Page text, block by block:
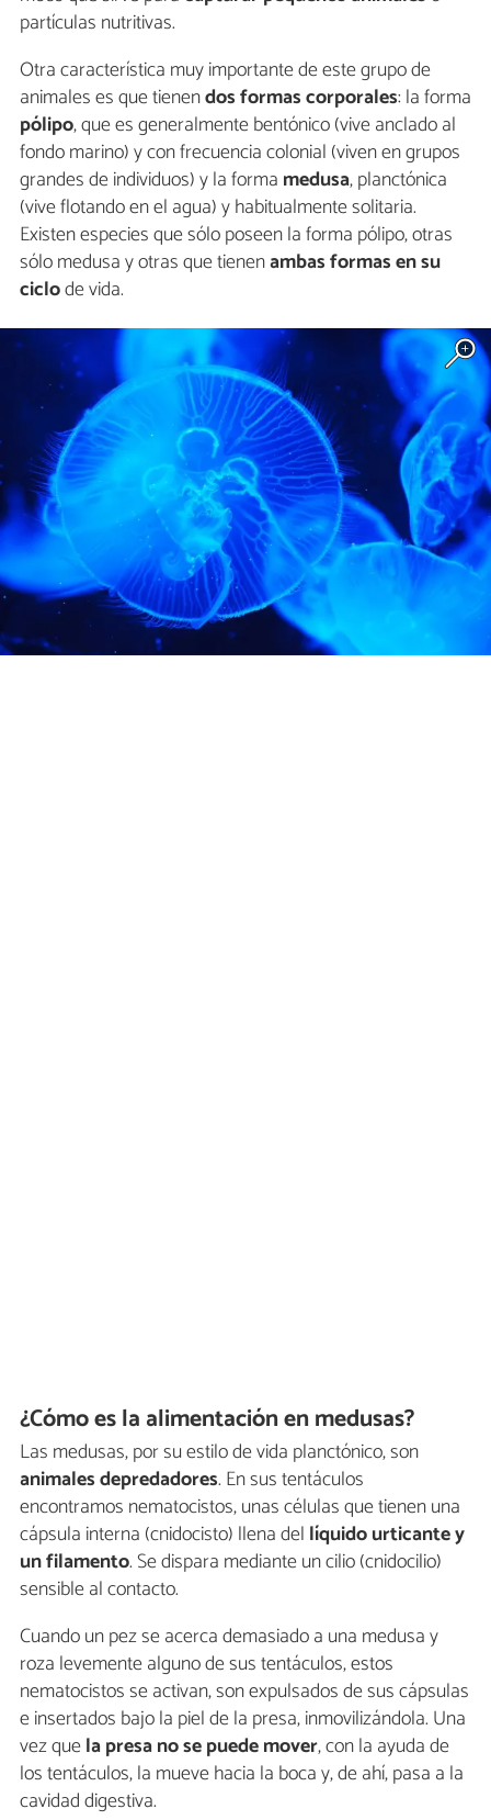
partículas nutritivas.
Otra característica muy importante de este grupo de
animales es que tienendos formas corporales: la forma
pólipo, que es generalmente bentónico (vive anclado al
fondo marino) y con frecuencia colonial (viven en grupos
grandes de individuos) y la forma medusa, planctónica
(vive flotando en el agua) y habitualmente solitaria.
Existen especies que sólo poseen la forma pólipo, otras
sólo medusa y otras que tienenambas formas en su
ciclode vida.
¿Cómo es la alimentación en medusas?
Las medusas, por su estilo de vida planctónico, son
animales depredadores. En sus tentáculos
encontramos nematocistos, unas células que tienen una
cápsula interna (cnidocisto) llena del líquido urticante y
un filamento. Se dispara mediante un cilio (cnidocilio)
sensible al contacto.
Cuando un pez se acerca demasiado a una medusa y
roza levemente alguno de sus tentáculos, estos
nematocistos se activan, son expulsados de sus cápsulas
e insertados bajo la piel de la presa, inmovilizándola. Una
vez quela presa no se puede mover, con la ayuda de
los tentáculos, la mueve hacia la boca y, de ahí, pasa a la
cavidad digestiva.